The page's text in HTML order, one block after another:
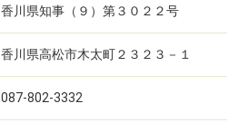
香川県知事（９）第３０２２号
香川県高松市木太町２３２３－１
087-802-3332